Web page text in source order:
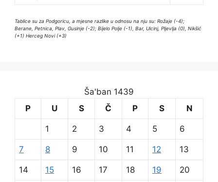
Tablice su za Podgoricu, a mjesne razlike u odnosu na nju su: Rožaje (-4);
Berane, Petnica, Plav, Gusinje (-2); Bijelo Polje (-1), Bar, Ulcinj, Pljevlja (0), Nikšić
(+1) Herceg Novi (+3)
Ša'ban 1439
P
U S Č P S N
1 2 3 4 5 6
7 8 9 10 11 12 13
14 15 16 17 18 19 20